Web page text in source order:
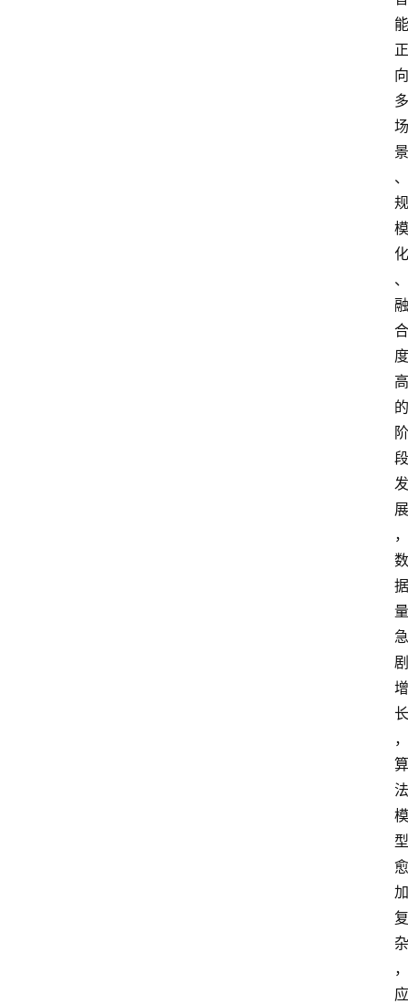
能
正
向
多
场
景
、
规
模
化
、
融
合
度
高
的
阶
段
发
展
，
数
据
量
急
剧
增
长
，
算
法
模
型
愈
加
复
杂
，
应